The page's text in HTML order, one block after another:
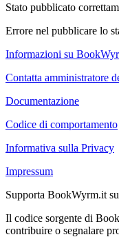
Stato pubblicato
Errore nel pubblicare lo
Informazioni su
Contatta amministratore
Documentazione
Codice di comportamento
Informativa sulla Privacy
Impressum
Supporta BookWyrm.it su
Il codice sorgente di
contribuire o segnalare